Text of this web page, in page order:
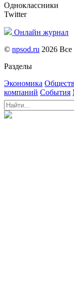
Одноклассники
Twitter
Онлайн журнал
© npsod.ru 2026
Разделы
Экономика
компаний События